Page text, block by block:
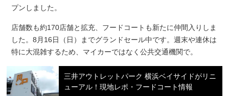
プンしました。
店舗数も約170店舗と拡充、フードコートも新たに仲間入りしま
した。8月16日（日）までグランドセール中です。週末や連休は
特に大混雑するため、マイカーではなく公共交通機関で。
三井アウトレットパーク 横浜ベイサイドがリニ
ューアル！現地レポ・フードコート情報